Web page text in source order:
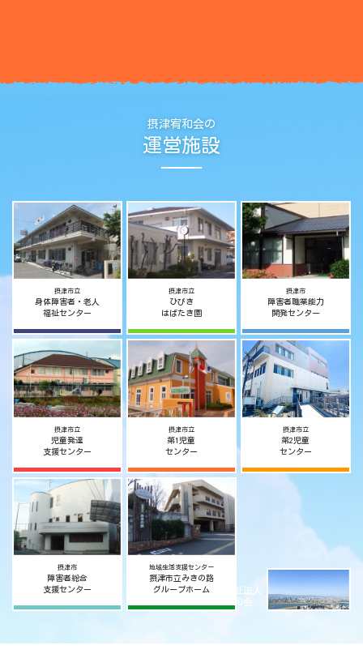
摂津宥和会の
運営施設
社会福祉法人
摂津宥和会
摂津市立
身体障害者・老人
福祉センター
摂津市立
ひびき
はばたき園
摂津市
障害者職業能力
開発センター
摂津市立
児童発達
支援センター
摂津市立
第1児童
センター
摂津市立
第2児童
センター
摂津市
障害者総合
支援センター
地域生活支援センター
摂津市立みきの路
グループホーム